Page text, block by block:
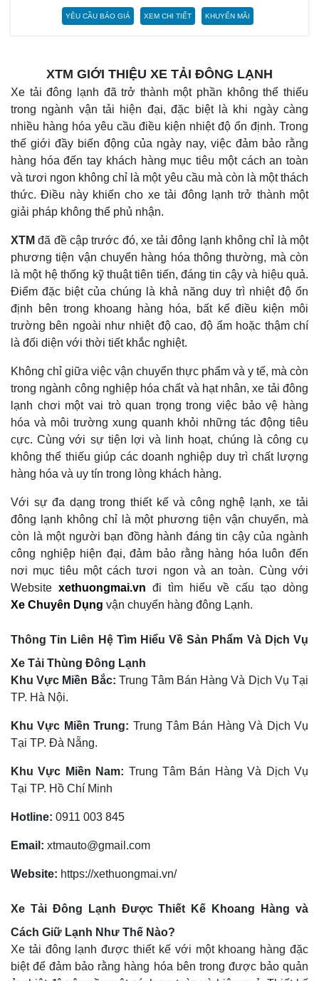
YÊU CẦU BÁO GIÁ XEM CHI TIẾT KHUYẾN MÃI
XTM GIỚI THIỆU XE TẢI ĐÔNG LẠNH
Xe tải đông lạnh đã trở thành một phần không thể thiếu
trong ngành vận tải hiện đại, đặc biệt là khi ngày càng
nhiều hàng hóa yêu cầu điều kiện nhiệt độ ổn định. Trong
thế giới đầy biến động của ngày nay, việc đảm bảo rằng
hàng hóa đến tay khách hàng mục tiêu một cách an toàn
và tươi ngon không chỉ là một yêu cầu mà còn là một thách
thức. Điều này khiến cho xe tải đông lạnh trở thành một
giải pháp không thể phủ nhận.
XTM đã đề cập trước đó, xe tải đông lạnh không chỉ là một
phương tiện vận chuyển hàng hóa thông thường, mà còn
là một hệ thống kỹ thuật tiên tiến, đáng tin cậy và hiệu quả.
Điểm đặc biệt của chúng là khả năng duy trì nhiệt độ ổn
định bên trong khoang hàng hóa, bất kể điều kiện môi
trường bên ngoài như nhiệt độ cao, độ ẩm hoặc thậm chí
là đối diện với thời tiết khắc nghiệt.
Không chỉ giữa việc vận chuyển thực phẩm và y tế, mà còn
trong ngành công nghiệp hóa chất và hạt nhân, xe tải đông
lạnh chơi một vai trò quan trọng trong việc bảo vệ hàng
hóa và môi trường xung quanh khỏi những tác động tiêu
cực. Cùng với sự tiện lợi và linh hoạt, chúng là công cụ
không thể thiếu giúp các doanh nghiệp duy trì chất lượng
hàng hóa và uy tín trong lòng khách hàng.
Với sự đa dạng trong thiết kế và công nghệ lạnh, xe tải
đông lạnh không chỉ là một phương tiện vận chuyển, mà
còn là một người bạn đồng hành đáng tin cậy của ngành
công nghiệp hiện đại, đảm bảo rằng hàng hóa luôn đến
nơi mục tiêu một cách tươi ngon và an toàn. Cùng với
Website xethuongmai.vn đi tìm hiểu về cấu tạo dòng
Xe Chuyên Dụng vận chuyển hàng đông Lạnh.
Thông Tin Liên Hệ Tìm Hiểu Về Sản Phẩm Và Dịch Vụ
Xe Tải Thùng Đông Lạnh
Khu Vực Miền Bắc: Trung Tâm Bán Hàng Và Dịch Vụ Tại
TP. Hà Nội.
Khu Vực Miền Trung: Trung Tâm Bán Hàng Và Dịch Vụ
Tại TP. Đà Nẵng.
Khu Vực Miền Nam: Trung Tâm Bán Hàng Và Dịch Vụ
Tại TP. Hồ Chí Minh
Hotline: 0911 003 845
Email: xtmauto@gmail.com
Website: https://xethuongmai.vn/
Xe Tải Đông Lạnh Được Thiết Kế Khoang Hàng và
Cách Giữ Lạnh Như Thế Nào?
Xe tải đông lạnh được thiết kế với một khoang hàng đặc
biệt để đảm bảo rằng hàng hóa bên trong được bảo quản